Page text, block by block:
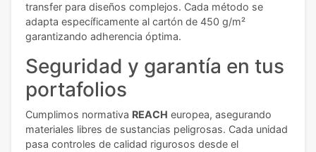
transfer para diseños complejos. Cada método se
adapta específicamente al cartón de 450 g/m²
garantizando adherencia óptima.
Seguridad y garantía en tus
portafolios
Cumplimos normativa REACH europea, asegurando
materiales libres de sustancias peligrosas. Cada unidad
pasa controles de calidad rigurosos desde el